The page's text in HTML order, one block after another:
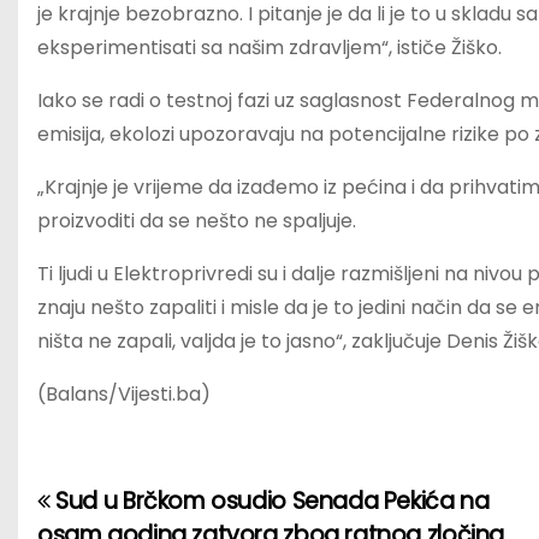
je krajnje bezobrazno. I pitanje je da li je to u skladu
eksperimentisati sa našim zdravljem“, ističe Žiško.
Iako se radi o testnoj fazi uz saglasnost Federalnog
emisija, ekolozi upozoravaju na potencijalne rizike po
„Krajnje je vrijeme da izađemo iz pećina i da
proizvoditi da se nešto ne spaljuje.
Ti ljudi u Elektroprivredi su i dalje razmišljeni na
znaju nešto zapaliti i misle da je to jedini način da se
ništa ne zapali, valjda je to jasno“, zaključuje Denis
(Balans/Vijesti.ba)
PSud u Brčkom osudio Senada Pekića na